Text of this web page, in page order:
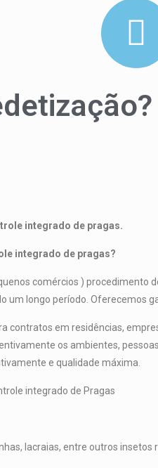
integrado de pragas.
integrado de pragas?
comércios )
um longo período. Oferecemos
contratos em residências,
os ambientes,
e qualidade máxima.
integrado de Pragas
lacraias, entre outros insetos